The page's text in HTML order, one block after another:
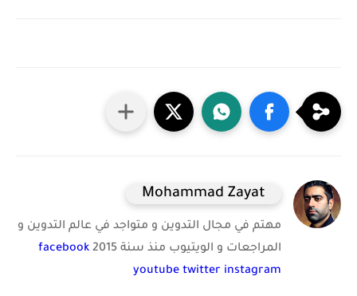
Mohammad Zayat
مهتم في مجال التدوين و متواجد في عالم التدوين و
المراجعات و الويتيوب منذ سنة 2015
facebook
youtube twitter instagram